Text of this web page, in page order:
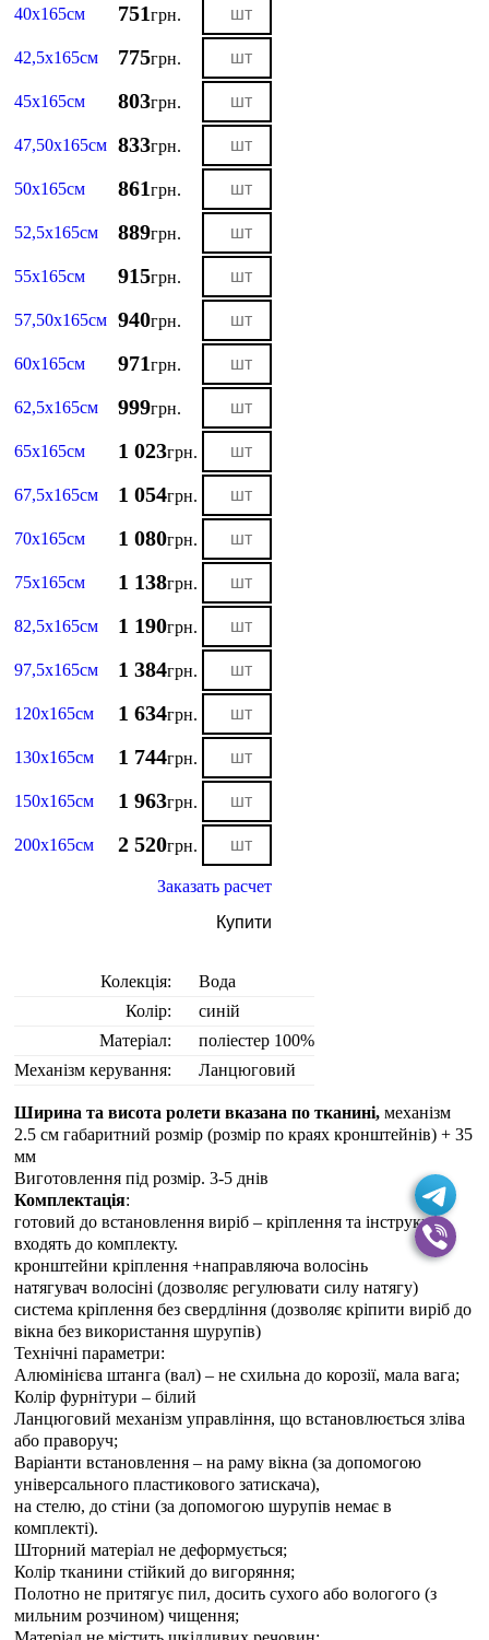
40х165см
751грн.
42,5х165см 775грн.
45х165см 803грн.
47,50х165см 833грн.
50х165см 861грн.
52,5х165см 889грн.
55х165см 915грн.
57,50х165см 940грн.
60х165см 971грн.
62,5х165см 999грн.
65х165см 1 023грн.
67,5х165см 1 054грн.
70х165см 1 080грн.
75х165см 1 138грн.
82,5х165см 1 190грн.
97,5х165см 1 384грн.
120х165см 1 634грн.
130х165см 1 744грн.
150х165см 1 963грн.
200х165см 2 520грн.
Заказать расчет
Купити
Колекція:
Вода
Колір:
синій
Матеріал:
поліестер 100%
Механізм керування:
Ланцюговий
Ширина та висота ролети вказана по тканині, механізм
2.5 см габаритний розмір (розмір по краях кронштейнів) + 35
мм
Виготовлення під розмір. 3-5 днiв
Комплектація:
готовий до встановлення виріб – кріплення та інструкція
входять до комплекту.
кронштейни кріплення +направляюча волосінь
натягувач волосіні (дозволяє регулювати силу натягу)
система кріплення без свердління (дозволяє кріпити виріб до
вікна без використання шурупів)
Технічні параметри:
Алюмінієва штанга (вал) – не схильна до корозії, мала вага;
Колір фурнітури – білий
Ланцюговий механізм управління, що встановлюється зліва
або праворуч;
Варіанти встановлення – на раму вікна (за допомогою
універсального пластикового затискача),
на стелю, до стіни (за допомогою шурупів немає в
комплекті).
Шторний матеріал не деформується;
Колір тканини стійкий до вигоряння;
Полотно не притягує пил, досить сухого або вологого (з
мильним розчином) чищення;